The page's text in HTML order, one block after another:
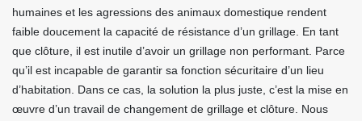
humaines et les agressions des animaux domestique rendent
faible doucement la capacité de résistance d’un grillage. En tant
que clôture, il est inutile d’avoir un grillage non performant. Parce
qu’il est incapable de garantir sa fonction sécuritaire d’un lieu
d’habitation. Dans ce cas, la solution la plus juste, c’est la mise en
œuvre d’un travail de changement de grillage et clôture. Nous